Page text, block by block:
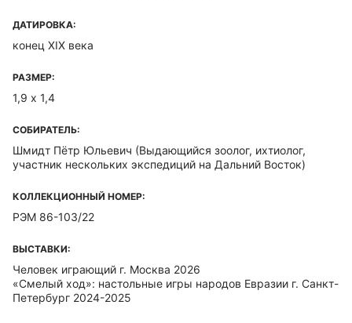
ДАТИРОВКА:
конец XIX века
РАЗМЕР:
1,9 х 1,4
СОБИРАТЕЛЬ:
Шмидт Пётр Юльевич (Выдающийся зоолог, ихтиолог,
участник нескольких экспедиций на Дальний Восток)
КОЛЛЕКЦИОННЫЙ НОМЕР:
РЭМ 86-103/22
ВЫСТАВКИ:
Человек играющий г. Москва 2026
«Смелый ход»: настольные игры народов Евразии г. Санкт-
Петербург 2024-2025